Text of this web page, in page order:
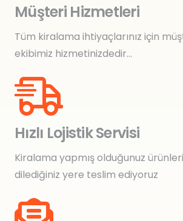
Müşteri Hizmetleri
Tüm kiralama ihtiyaçlarınız için
ekibimiz hizmetinizdedir…
Hızlı Lojistik Servisi
Kiralama yapmış olduğunuz ürünleri
dilediğiniz yere teslim ediyoruz